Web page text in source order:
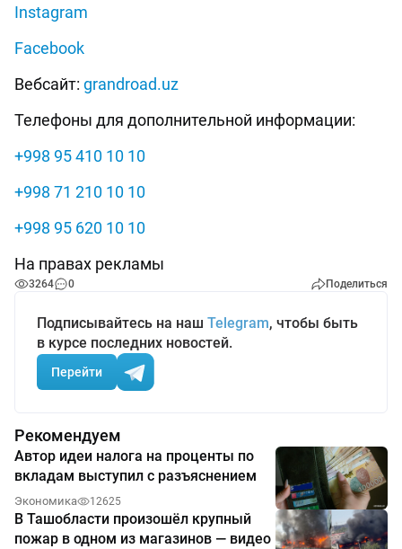
Instagram
Facebook
Вебсайт: grandroad.uz
Телефоны для дополнительной информации:
+998 95 410 10 10
+998 71 210 10 10
+998 95 620 10 10
На правах рекламы
3264 0 Поделиться
Подписывайтесь на наш Telegram, чтобы быть
в курсе последних новостей.
Перейти
Рекомендуем
Автор идеи налога на проценты по
вкладам выступил с разъяснением
Экономика 12625
В Ташобласти произошёл крупный
пожар в одном из магазинов — видео